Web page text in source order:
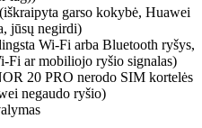
garso kokybė, Huawei
jūsų negirdi)
Wi-Fi arba Bluetooth ryšys,
Fi ar mobiliojo ryšio signalas)
20 PRO nerodo SIM kortelės
negaudo ryšio)